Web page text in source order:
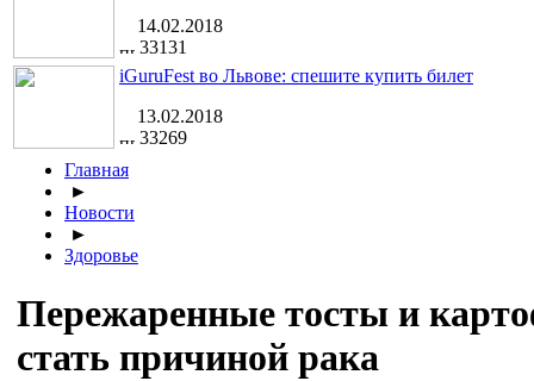
14.02.2018
33131
iGuruFest во Львове: спешите купить билет
13.02.2018
33269
Главная
►
Новости
►
Здоровье
Пережаренные тосты и
стать причиной рака